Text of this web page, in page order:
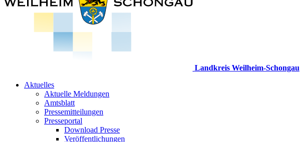
Landkreis Weilheim-Schongau
Aktuelles
Aktuelle Meldungen
Amtsblatt
Pressemitteilungen
Presseportal
Download Presse
Veröffentlichungen